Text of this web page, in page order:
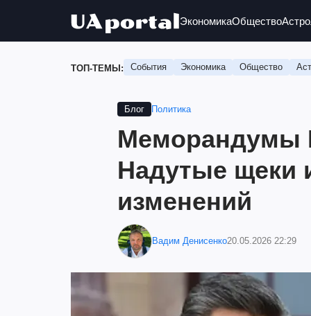
ЭкономикаОбщество
ТОП-ТЕМЫ: События Экономика Общество
Блог Политика
Меморандумы
Надутые щеки
изменений
Вадим Денисенко20.05.2026 22:29